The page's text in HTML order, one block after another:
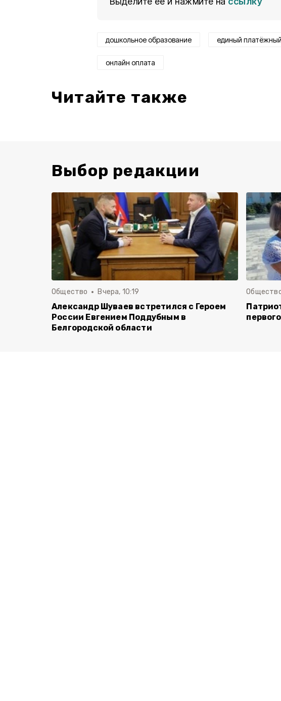
дошкольное образование единый
онлайн оплата
Читайте также
Выбор редакции
Общество Вчера, 10:19
Александр Шуваев встретился с Героем
России Евгением Поддубным в
Белгородской области